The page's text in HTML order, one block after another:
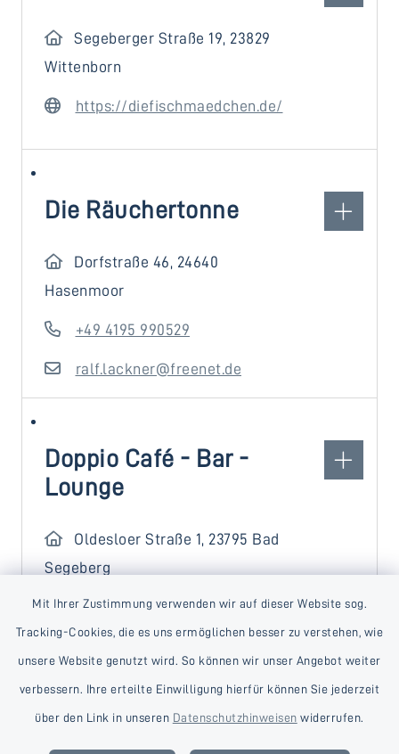
Mit Ihrer Zustimmung verwenden wir auf dieser Website sog.
Tracking-Cookies, die es uns ermöglichen besser zu verstehen, wie
unsere Website genutzt wird. So können wir unser Angebot weiter
verbessern. Ihre erteilte Einwilligung hierfür können Sie jederzeit
über den Link in unseren Datenschutzhinweisen widerrufen.
Segeberger Straße 19, 23829
Wittenborn
https://diefischmaedchen.de/
Die Räuchertonne
Dorfstraße 46, 24640
Hasenmoor
+49 4195 990529
ralf.lackner@freenet.de
Doppio Café - Bar -
Lounge
Oldesloer Straße 1, 23795 Bad
Segeberg
+49 4551 8914514